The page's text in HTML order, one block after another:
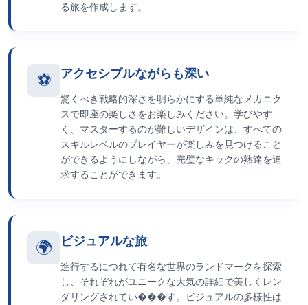
る旅を作成します。
⚽ アクセシブルながらも深い
驚くべき戦略的深さを明らかにする単純なメカニク
スで即座の楽しさをお楽しみください。学びやす
く、マスターするのが難しいデザインは、すべての
スキルレベルのプレイヤーが楽しみを見つけること
ができるようにしながら、完璧なキックの熟達を追
求することができます。
🌍 ビジュアルな旅
進行するにつれて有名な世界のランドマークを探索
し、それぞれがユニークな大気の詳細で美しくレン
ダリングされてい���す。ビジュアルの多様性は